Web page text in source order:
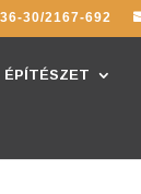
30/2167-692
ÉPÍTÉSZET